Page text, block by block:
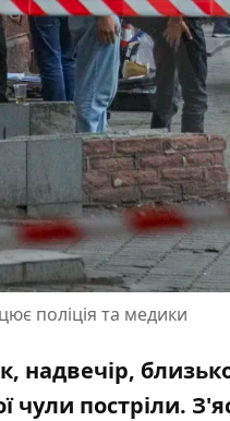
поліція та медики
надвечір,
чули постріли.